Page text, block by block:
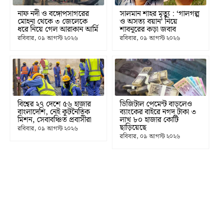
নাফ নদী ও বঙ্গোপসাগরের
মোহনা থেকে ৩ জেলেকে
ধরে নিয়ে গেল আরাকান আর্মি
রবিবার, ০৯ আগস্ট ২০২৬
সালমান শাহর মৃত্যু : ‘গালগল্প
ও অসত্য বয়ান’ নিয়ে
শাবনূরের কড়া জবাব
রবিবার, ০৯ আগস্ট ২০২৬
বিশ্বের ২৭ দেশে ৫৬ হাজার
বাংলাদেশি, নেই কূটনৈতিক
মিশন, সেবাবঞ্চিত প্রবাসীরা
রবিবার, ০৯ আগস্ট ২০২৬
ডিজিটাল পেমেন্ট বাড়লেও
ব্যাংকের বাইরে নগদ টাকা ৩
লাখ ৮০ হাজার কোটি
ছাড়িয়েছে
রবিবার, ০৯ আগস্ট ২০২৬